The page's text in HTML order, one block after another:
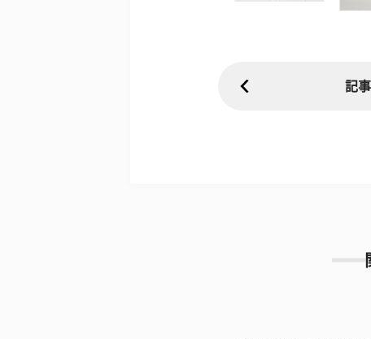
記